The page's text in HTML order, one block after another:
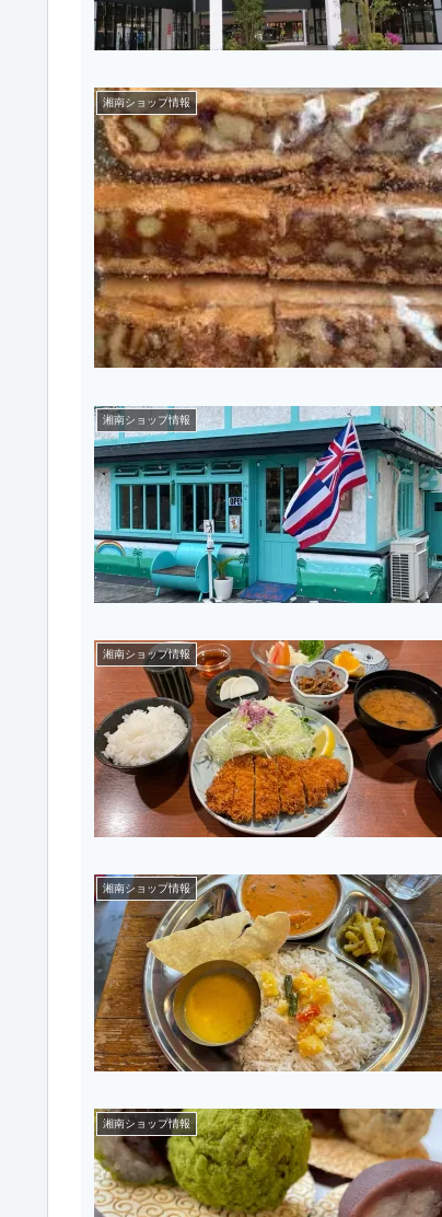
湘南ショップ情報
湘南ショップ情報
湘南ショップ情報
湘南ショップ情報
湘南ショップ情報